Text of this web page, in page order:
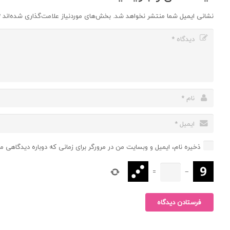
نشانی ایمیل شما منتشر نخواهد شد. بخش‌های موردنیاز علامت‌گذاری شده‌اند
ذخیره نام، ایمیل و وبسایت من در مرورگر برای زمانی که دوباره
−
=
فرستادن دیدگاه